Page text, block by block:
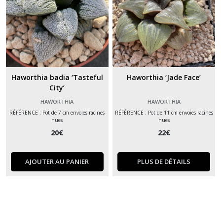
Haworthia badia ‘Tasteful
City’
HAWORTHIA
RÉFÉRENCE : Pot de 7 cm envoies racines
nues
20€
AJOUTER AU PANIER
Haworthia ‘Jade Face’
HAWORTHIA
RÉFÉRENCE : Pot de 11 cm envoies racines
nues
22€
PLUS DE DÉTAILS